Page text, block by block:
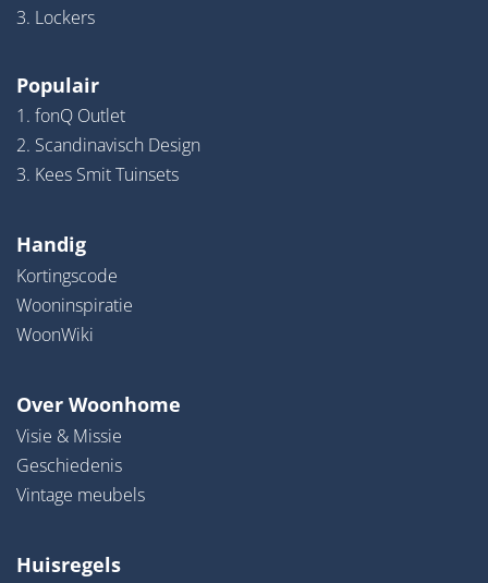
3. Lockers
Populair
1. fonQ Outlet
2. Scandinavisch Design
3. Kees Smit Tuinsets
Handig
Kortingscode
Wooninspiratie
WoonWiki
Over Woonhome
Visie & Missie
Geschiedenis
Vintage meubels
Huisregels